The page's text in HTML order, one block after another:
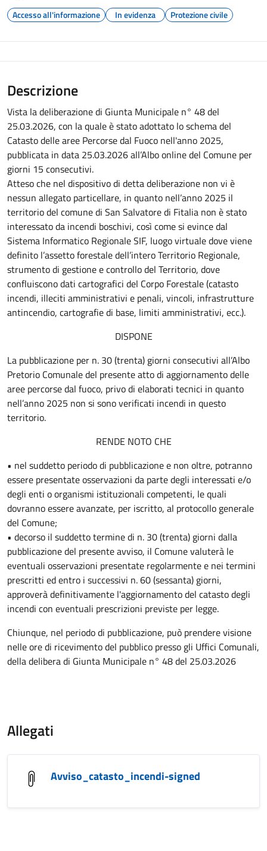
Accesso all'informazione In evidenza Protezione civile
Descrizione
Vista la deliberazione di Giunta Municipale n° 48 del
25.03.2026, con la quale è stato adottato lo schema del
Catasto delle aree Percorse dal Fuoco nell'anno 2025,
pubblicata in data 25.03.2026 all’Albo online del Comune per
giorni 15 consecutivi.
Atteso che nel dispositivo di detta deliberazione non vi è
nessun allegato particellare, in quanto nell’anno 2025 il
territorio del comune di San Salvatore di Fitalia non è stato
interessato da incendi boschivi, così come si evince dal
Sistema Informatico Regionale SIF, luogo virtuale dove viene
definito l’assetto forestale dell’intero Territorio Regionale,
strumento di gestione e controllo del Territorio, dove
confluiscono dati cartografici del Corpo Forestale (catasto
incendi, illeciti amministrativi e penali, vincoli, infrastrutture
antincendio, cartografie di base, limiti amministrativi, ecc.).
DISPONE
La pubblicazione per n. 30 (trenta) giorni consecutivi all’Albo
Pretorio Comunale del presente atto di aggiornamento delle
aree percorse dal fuoco, privo di elaborati tecnici in quanto
nell’anno 2025 non si sono verificati incendi in questo
territorio.
RENDE NOTO CHE
• nel suddetto periodo di pubblicazione e non oltre, potranno
essere presentate osservazioni da parte degli interessati e/o
degli enti o organismi istituzionali competenti, le quali
dovranno essere avanzate, per iscritto, al protocollo generale
del Comune;
• decorso il suddetto termine di n. 30 (trenta) giorni dalla
pubblicazione del presente avviso, il Comune valuterà le
eventuali osservazioni presentate regolarmente e nei termini
prescritti ed entro i successivi n. 60 (sessanta) giorni,
approverà definitivamente l'aggiornamento del catasto degli
incendi con eventuali prescrizioni previste per legge.
Chiunque, nel periodo di pubblicazione, può prendere visione
nelle ore di ricevimento del pubblico presso gli Uffici Comunali,
della delibera di Giunta Municipale n° 48 del 25.03.2026
Allegati
Avviso_catasto_incendi-signed